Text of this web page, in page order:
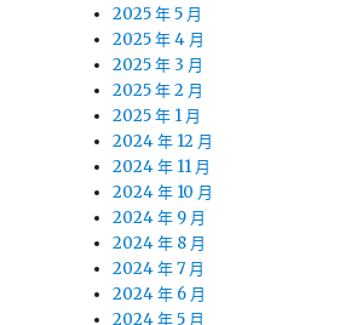
2025 年 5 月
2025 年 4 月
2025 年 3 月
2025 年 2 月
2025 年 1 月
2024 年 12 月
2024 年 11 月
2024 年 10 月
2024 年 9 月
2024 年 8 月
2024 年 7 月
2024 年 6 月
2024 年 5 月